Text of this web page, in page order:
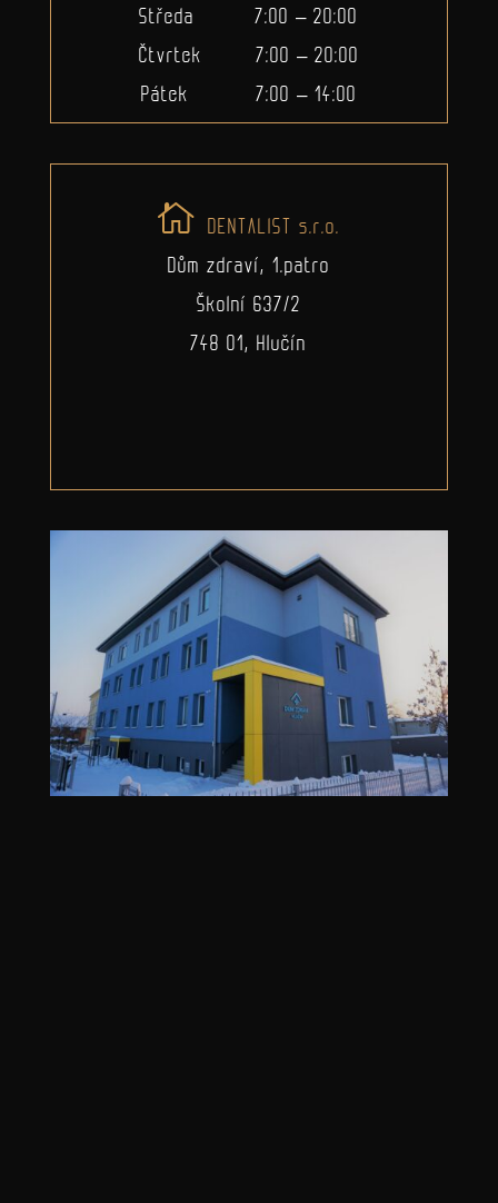
Středa 7:00 – 20:00
Čtvrtek 7:00 – 20:00
Pátek 7:00 – 14:00
DENTALIST s.r.o.
Dům zdraví, 1.patro
Školní 637/2
748 01, Hlučín